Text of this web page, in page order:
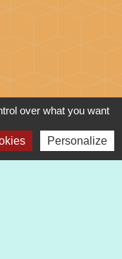
over what you want
Personalize